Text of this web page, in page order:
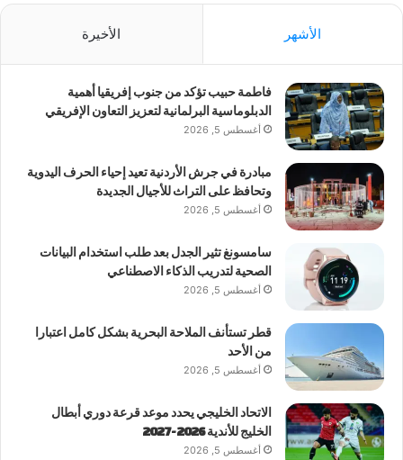
الأشهر الأخيرة
فاطمة حبيب تؤكد من جنوب إفريقيا أهمية
الدبلوماسية البرلمانية لتعزيز التعاون الإفريقي
أغسطس 5, 2026
مبادرة في جرش الأردنية تعيد إحياء الحرف اليدوية
وتحافظ على التراث للأجيال الجديدة
أغسطس 5, 2026
سامسونغ تثير الجدل بعد طلب استخدام البيانات
الصحية لتدريب الذكاء الاصطناعي
أغسطس 5, 2026
قطر تستأنف الملاحة البحرية بشكل كامل اعتبارا
من الأحد
أغسطس 5, 2026
الاتحاد الخليجي يحدد موعد قرعة دوري أبطال
الخليج للأندية 2026-2027
أغسطس 5, 2026